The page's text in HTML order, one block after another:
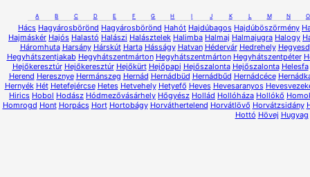
A B C D E F G H I J K L M N O
Hács Hagyárosbörönd Hagyárosbörönd Hahót Hajdúbagos Hajdúböszörmény
Hajmáskér Hajós Halastó Halászi Halásztelek Halimba Halmaj Halmajugra Halogy
Háromhuta Harsány Hárskút Harta Hásságy Hatvan Hédervár Hedrehely Hegyesd
Hegyhátszentjakab Hegyhátszentmárton Hegyhátszentmárton Hegyhátszentpéter
Hejőkeresztúr Hejőkeresztúr Hejőkürt Hejőpapi Hejőszalonta Hejőszalonta Helesfa
Herend Heresznye Hermánszeg Hernád Hernádbüd Hernádbűd Hernádcéce
Hernyék Hét Hetefejércse Hetes Hetvehely Hetyefő Heves Hevesaranyos
Hirics Hobol Hodász Hódmezővásárhely Hőgyész Hollád Hollóháza Hollókő
Homrogd Hont Horpács Hort Hortobágy Horváthertelend Horvátlövő Horvátzsidány
Hottó Hövej Hugyag